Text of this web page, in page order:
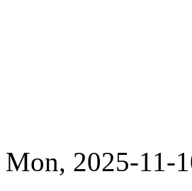
Mon, 2025-11-